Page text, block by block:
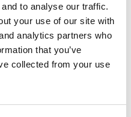
to analyse our traffic.
your use of our site with
analytics partners who
that you’ve
collected from your use
oftmals viele
die nicht immer im
sind. Der Zugang
weit verteilt. Die
einem solchen Fall